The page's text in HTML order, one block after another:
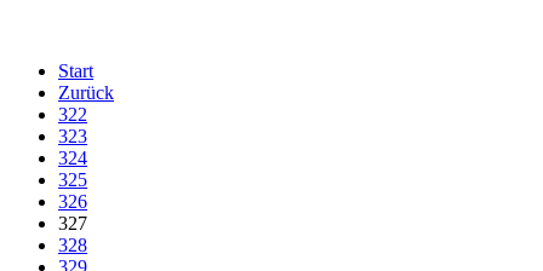
Start
Zurück
322
323
324
325
326
327
328
329